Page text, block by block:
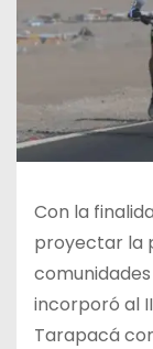
Con la
proyectar la
incorporó al
Tarapacá